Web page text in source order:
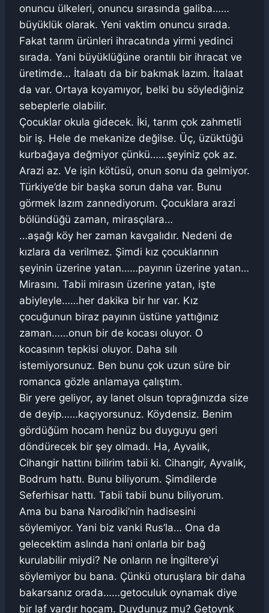
onuncu ülkeleri, onuncu sırasında galiba……
büyüklük olarak. Yeni vaktim onuncu sırada.
Fakat tarım ürünleri ihracatında yirmi yedinci
sırada. Yani büyüklüğüne orantılı bir ihracat ve
üretimde… İtalaatı da bir bakmak lazım. İtalaat
da var. Ortaya koyamıyor, belki bu söylediğiniz
sebeplerle olabilir.
Çocuklar okula gidecek. İki, tarım çok zahmetli
bir iş. Hele de mekanize değilse. Üç, üzüktüğü
kurbağaya değmiyor çünkü……şeyiniz çok az.
Arazi az. Ve işin kötüsü, onun sonu da gelmiyor.
Türkiye’de bir başka sorun daha var. Bunu
görmek lazım zannediyorum. Çocuklara arazi
bölündüğü zaman, mirasçılara…
…aşağı köy her zaman kavgalıdır. Nedeni de
kızlara da verilmez. Şimdi kız çocuklarının
şeyinin üzerine yatan……payının üzerine yatan…
Mirasını. Tabii mirasın üzerine yatan, işte
abiyleyle……her dakika bir hır var. Kız
çocuğunun biraz payının üstüne yattığınız
zaman……onun bir de kocası oluyor. O
kocasının tepkisi oluyor. Daha sılı
istemiyorsunuz. Ben bunu çok uzun süre bir
romanca gözle anlamaya çalıştım.
Bir yere geliyor, ay lanet olsun toprağınızda size
de deyip……kaçıyorsunuz. Köydensiz. Benim
gördüğüm hocam henüz bu duyguyu geri
döndürecek bir şey olmadı. Ha, Ayvalık,
Cihangir hattını bilirim tabii ki. Cihangir, Ayvalık,
Bodrum hattı. Bunu biliyorum. Şimdilerde
Seferhisar hattı. Tabii tabii bunu biliyorum.
Ama bu bana Narodiki’nin hadisesini
söylemiyor. Yani biz vanki Rus’la… Ona da
gelecektim aslında hani onlarla bir bağ
kurulabilir miydi? Ne onların ne İngiltere’yi
söylemiyor bu bana. Çünkü oturuşlara bir daha
bakarsanız orada……getoculuk oynamak diye
bir laf vardır hocam. Duydunuz mu? Getoynk